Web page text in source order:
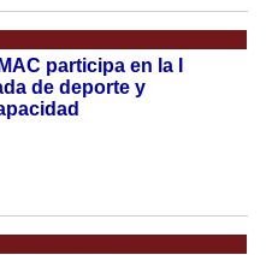
participa en la I
de deporte y